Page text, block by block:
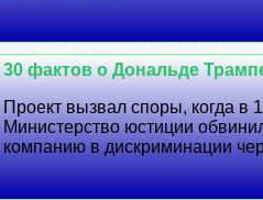
30 фактов о Дональде
Проект вызвал споры, когда в
Министерство юстиции
компанию в дискриминации